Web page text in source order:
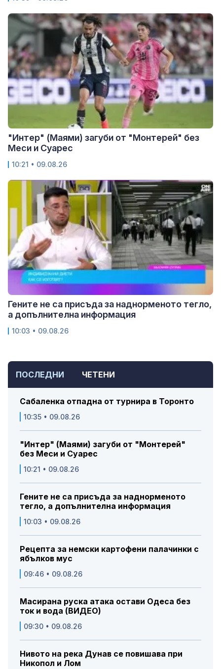
ПОСЛЕДНИ ЧЕТЕНИ
Сабаленка отпадна от турнира в Торонто
10:35 • 09.08.26
"Интер" (Маями) загуби от "Монтерей"
без Меси и Суарес
10:21 • 09.08.26
Гените не са присъда за наднорменото
тегло, а допълнителна информация
10:03 • 09.08.26
Рецепта за немски картофени палачинки с
ябълков мус
09:46 • 09.08.26
Масирана руска атака остави Одеса без
ток и вода (ВИДЕО)
09:30 • 09.08.26
Нивото на река Дунав се повишава при
Никопол и Лом
"Интер" (Маями) загуби от "Монтерей" без
Меси и Суарес
10:21 • 09.08.26
Гените не са присъда за наднорменото тегло,
а допълнителна информация
10:03 • 09.08.26